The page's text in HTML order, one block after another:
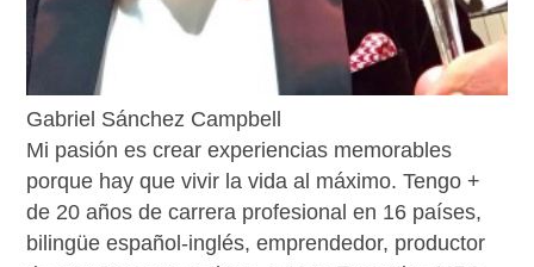
Gabriel Sánchez Campbell
Mi pasión es crear experiencias memorables
porque hay que vivir la vida al máximo. Tengo +
de 20 años de carrera profesional en 16 países,
bilingüe español-inglés, emprendedor, productor